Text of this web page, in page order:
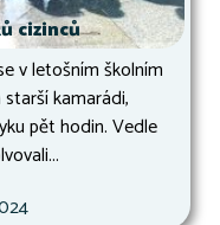
cizinců
v letošním školním
kamarádi,
pět hodin. Vedle